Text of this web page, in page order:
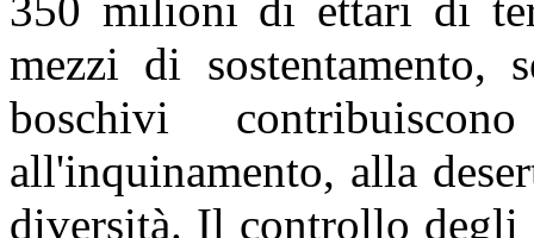
350 milioni di ettari di
mezzi di sostentamento,
boschivi
all'inquinamento, alla
diversità. Il controllo